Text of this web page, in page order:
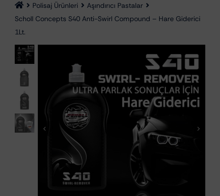
Polisaj Ürünleri
Aşındırıcı Pastalar
Scholl Concepts S40 Anti-Swirl Compound – Hare Giderici
1Lt.